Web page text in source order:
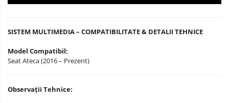
SISTEM MULTIMEDIA – COMPATIBILITATE & DETALII TEHNICE
Model Compatibil:
Seat Ateca (2016 – Prezent)
Observații Tehnice: